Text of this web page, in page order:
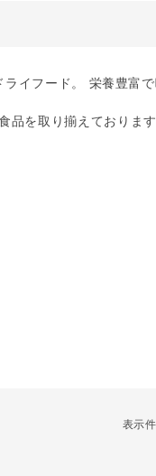
イフード。 栄養豊富
品を取り揃えております
表示件